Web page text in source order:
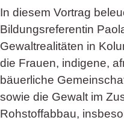
In diesem Vortrag
Bildungsreferentin
Gewaltrealitäten in
die Frauen, indigene,
bäuerliche
sowie die Gewalt im
Rohstoffabbau,